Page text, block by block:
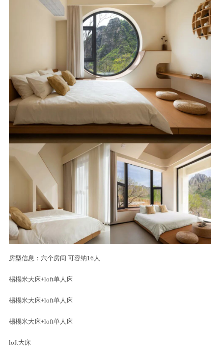
房型信息：六个房间 可容纳16人
榻榻米大床+loft单人床
榻榻米大床+loft单人床
榻榻米大床+loft单人床
loft大床